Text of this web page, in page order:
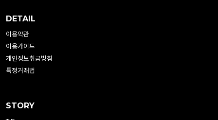
DETAIL
이용약관
이용가이드
개인정보취급방침
특정거래법
STORY